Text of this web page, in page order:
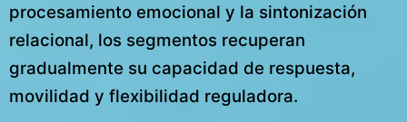
procesamiento emocional y la sintonización
relacional, los segmentos recuperan
gradualmente su capacidad de respuesta,
movilidad y flexibilidad reguladora.